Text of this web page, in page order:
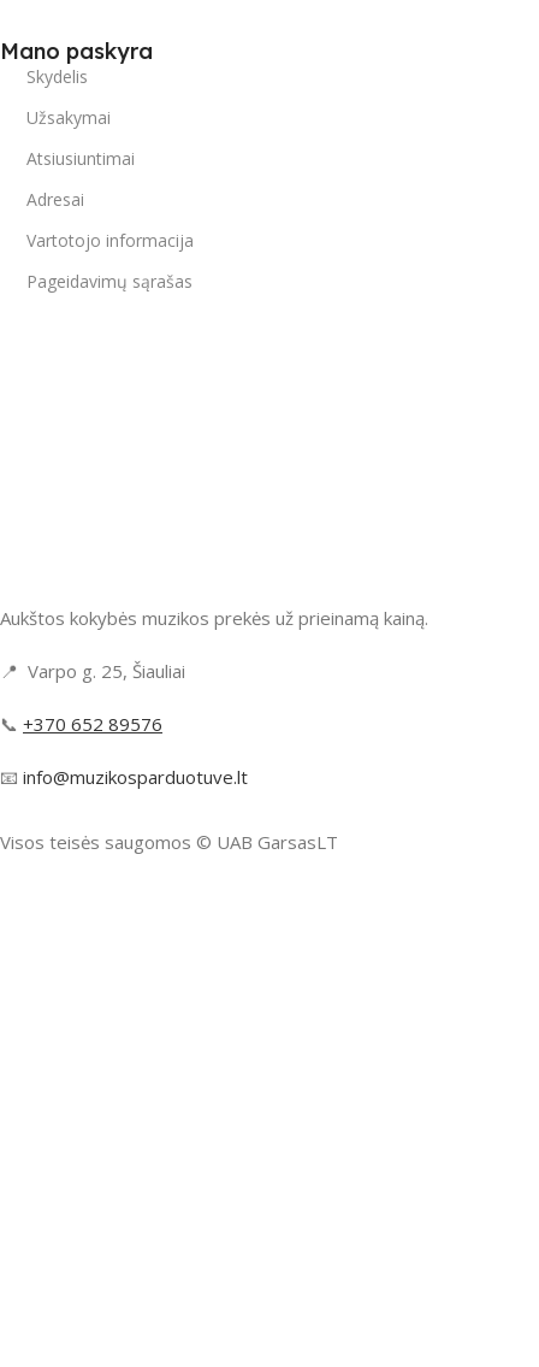
Mano paskyra
Skydelis
Užsakymai
Atsiusiuntimai
Adresai
Vartotojo informacija
Pageidavimų sąrašas
Aukštos kokybės muzikos prekės už prieinamą kainą.
📍 Varpo g. 25, Šiauliai
📞 +370 652 89576
📧 info@muzikosparduotuve.lt
Visos teisės saugomos ©️ UAB GarsasLT